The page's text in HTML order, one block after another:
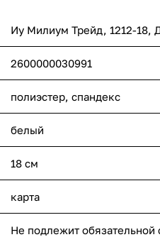
Иу Милиум Трейд, 1212-18,
2600000030991
полиэстер, спандекс
белый
18 см
карта
Не подлежит обязательной